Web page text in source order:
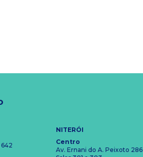
NITERÓI
Centro
Av. Ernani do A. Peixoto 286